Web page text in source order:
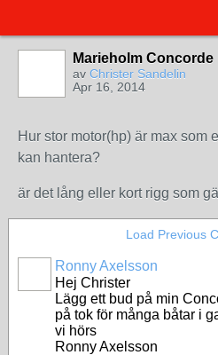
Marieholm Concorde
av Christer Sandelin
Apr 16, 2014
Hur stor motor(hp) är max som
kan hantera?
är det lång eller kort rigg som
Load Previous
Ronny Axelsson
Hej Christer
Lägg ett bud på min
på tok för många båtar i
vi hörs
Ronny Axelsson